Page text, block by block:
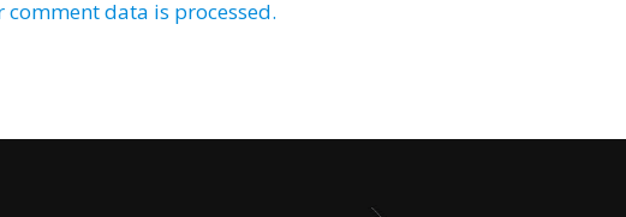
comment data is processed.